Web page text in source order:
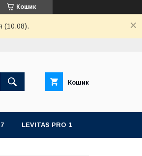
Кошик
(10.08).
Кошик
LEVITAS PRO 1